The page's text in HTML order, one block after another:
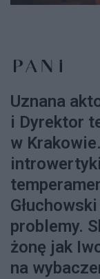
Uznana
i Dyrektor
w
problemy.
żonę jak
na